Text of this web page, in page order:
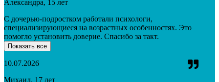
Александра, 15 лет
С дочерью-подростком работали психологи,
специализирующиеся на возрастных особенностях. Это
помогло установить доверие. Спасибо за такт.
Показать все
10.07.2026
Михаил, 17 лет